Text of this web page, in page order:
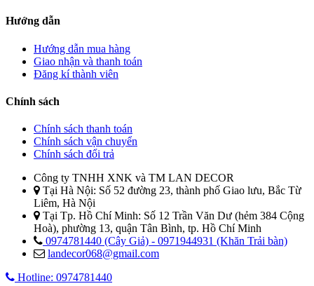
Hướng dẫn
Hướng dẫn mua hàng
Giao nhận và thanh toán
Đăng kí thành viên
Chính sách
Chính sách thanh toán
Chính sách vận chuyển
Chính sách đổi trả
Công ty TNHH XNK và TM LAN DECOR
Tại Hà Nội: Số 52 đường 23, thành phố Giao lưu, Bắc Từ
Liêm, Hà Nội
Tại Tp. Hồ Chí Minh: Số 12 Trần Văn Dư (hẻm 384 Cộng
Hoà), phường 13, quận Tân Bình, tp. Hồ Chí Minh
0974781440 (Cây Giả) - 0971944931 (Khăn Trải bàn)
landecor068@gmail.com
Hotline: 0974781440